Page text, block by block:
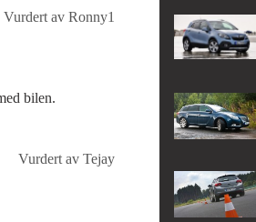
Vurdert av Ronny1
bilen.
Vurdert av Tejay